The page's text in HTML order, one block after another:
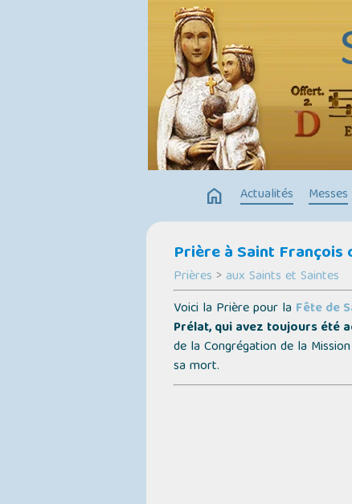
home Actualités Messes
Prière à Saint François
Prières > aux Saints et Saintes
Voici la Prière pour la Fête de
Prélat, qui avez toujours été
de la Congrégation de la
sa mort.